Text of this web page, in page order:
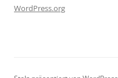
WordPress.org